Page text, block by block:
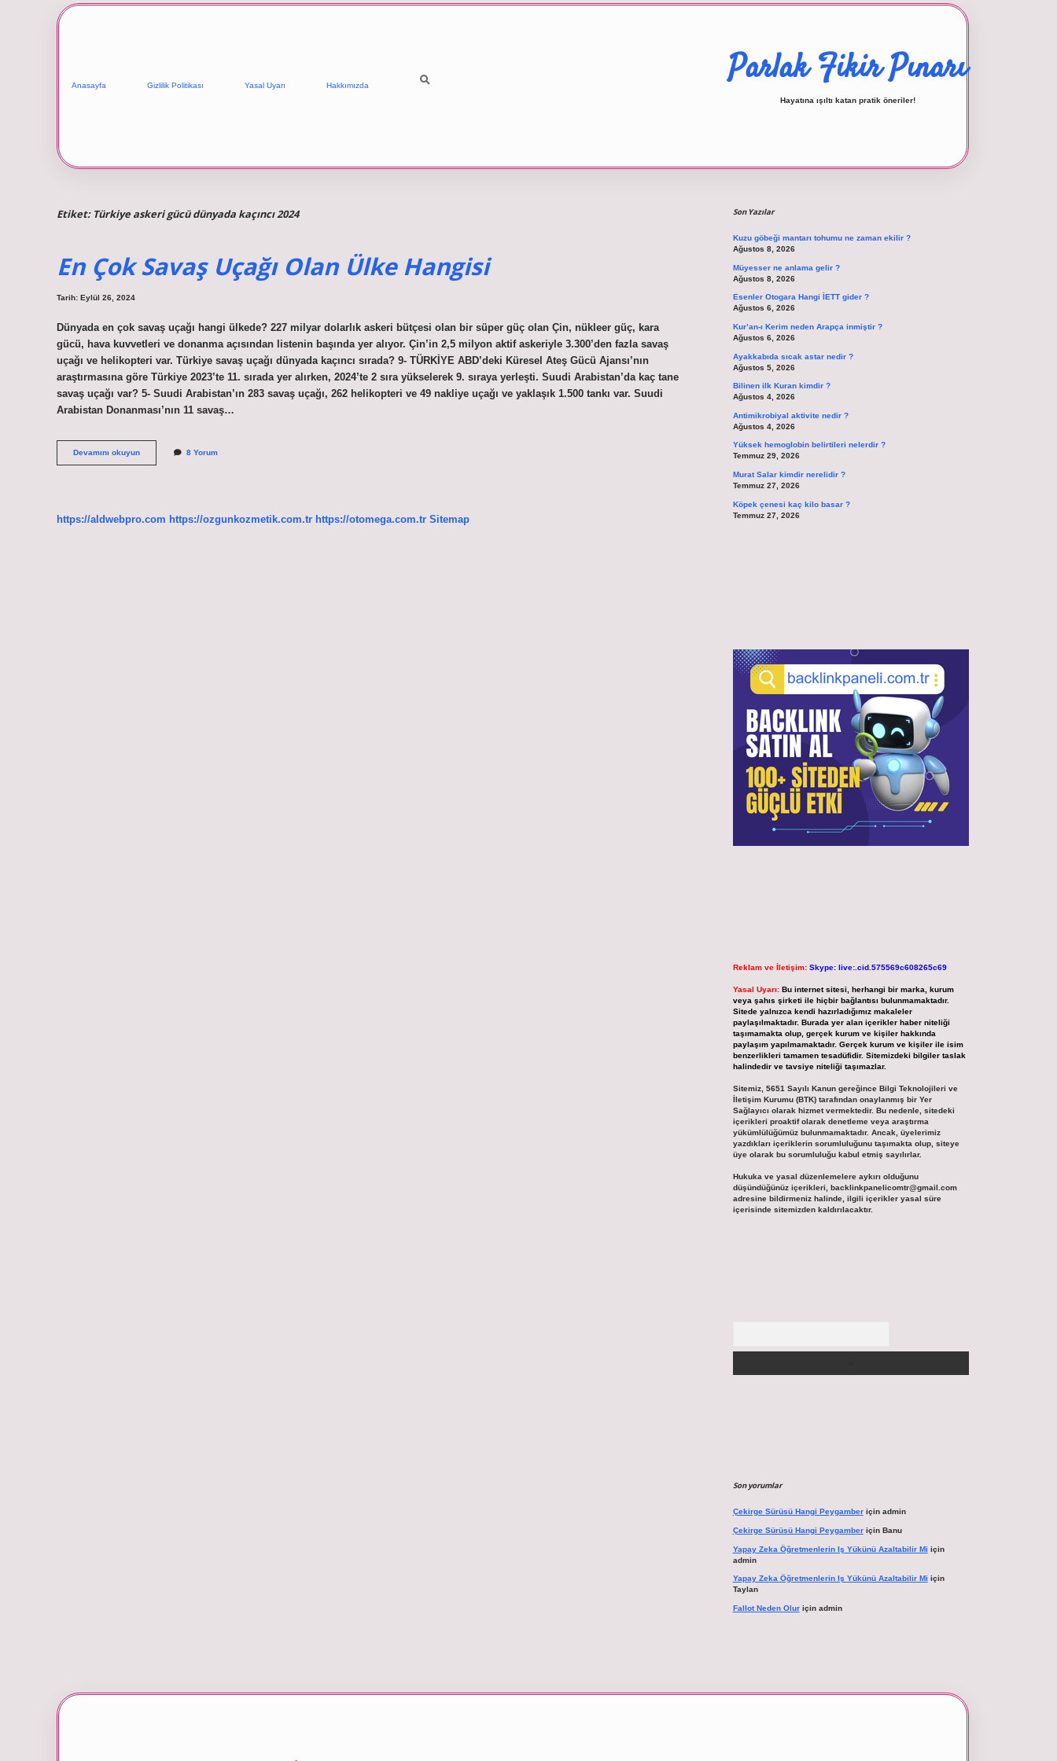
Anasayfa Gizlilik Politikası Yasal Uyarı Hakkımızda Parlak Fikir Pınarı
Hayatına ışıltı katan pratik öneriler!
Etiket: Türkiye askeri gücü dünyada kaçıncı 2024
En Çok Savaş Uçağı Olan Ülke Hangisi
Tarih: Eylül 26, 2024
Dünyada en çok savaş uçağı hangi ülkede? 227 milyar dolarlık askeri bütçesi olan bir süper güç olan Çin, nükleer güç, kara
gücü, hava kuvvetleri ve donanma açısından listenin başında yer alıyor. Çin’in 2,5 milyon aktif askeriyle 3.300’den fazla savaş
uçağı ve helikopteri var. Türkiye savaş uçağı dünyada kaçıncı sırada? 9- TÜRKİYE ABD’deki Küresel Ateş Gücü Ajansı’nın
araştırmasına göre Türkiye 2023’te 11. sırada yer alırken, 2024’te 2 sıra yükselerek 9. sıraya yerleşti. Suudi Arabistan’da kaç tane
savaş uçağı var? 5- Suudi Arabistan’ın 283 savaş uçağı, 262 helikopteri ve 49 nakliye uçağı ve yaklaşık 1.500 tankı var. Suudi
Arabistan Donanması’nın 11 savaş…
Devamını okuyunEn
Çok
Hangisi
8 Yorum
https://aldwebpro.com https://ozgunkozmetik.com.tr https://otomega.com.tr Sitemap
Son Yazılar
Kuzu göbeği mantarı tohumu ne zaman ekilir ?
Ağustos 8, 2026
Müyesser ne anlama gelir ?
Ağustos 8, 2026
Esenler Otogara Hangi İETT gider ?
Ağustos 6, 2026
Kur’an-ı Kerim neden Arapça inmiştir ?
Ağustos 6, 2026
Ayakkabıda sıcak astar nedir ?
Ağustos 5, 2026
Bilinen ilk Kuran kimdir ?
Ağustos 4, 2026
Antimikrobiyal aktivite nedir ?
Ağustos 4, 2026
Yüksek hemoglobin belirtileri nelerdir ?
Temmuz 29, 2026
Murat Salar kimdir nerelidir ?
Temmuz 27, 2026
Köpek çenesi kaç kilo basar ?
Temmuz 27, 2026
Reklam ve İletişim: Skype: live:.cid.575569c608265c69
Yasal Uyarı: Bu internet sitesi, herhangi bir marka, kurum
veya şahıs şirketi ile hiçbir bağlantısı bulunmamaktadır.
Sitede yalnızca kendi hazırladığımız makaleler
paylaşılmaktadır. Burada yer alan içerikler haber niteliği
taşımamakta olup, gerçek kurum ve kişiler hakkında
paylaşım yapılmamaktadır. Gerçek kurum ve kişiler ile isim
benzerlikleri tamamen tesadüfidir. Sitemizdeki bilgiler taslak
halindedir ve tavsiye niteliği taşımazlar.
Sitemiz, 5651 Sayılı Kanun gereğince Bilgi Teknolojileri ve
İletişim Kurumu (BTK) tarafından onaylanmış bir Yer
Sağlayıcı olarak hizmet vermektedir. Bu nedenle, sitedeki
içerikleri proaktif olarak denetleme veya araştırma
yükümlülüğümüz bulunmamaktadır. Ancak, üyelerimiz
yazdıkları içeriklerin sorumluluğunu taşımakta olup, siteye
üye olarak bu sorumluluğu kabul etmiş sayılırlar.
Hukuka ve yasal düzenlemelere aykırı olduğunu
düşündüğünüz içerikleri, backlinkpanelicomtr@gmail.com
adresine bildirmeniz halinde, ilgili içerikler yasal süre
içerisinde sitemizden kaldırılacaktır.
Son yorumlar
Çekirge Sürüsü Hangi Peygamberiçin admin
Çekirge Sürüsü Hangi Peygamberiçin Banu
Yapay Zeka Öğretmenlerin Iş Yükünü Azaltabilir Mi için
admin
Yapay Zeka Öğretmenlerin Iş Yükünü Azaltabilir Mi için
Taylan
Fallot Neden Oluriçin admin